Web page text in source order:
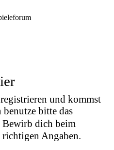
und kommst
bitte das
Bewirb dich beim
Angaben.